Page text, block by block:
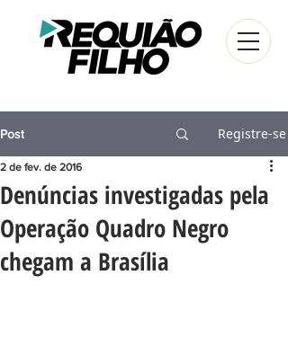
Post Registre-se
Denúncias investigadas pela
Operação Quadro Negro
chegam a Brasília
2 de fev. de 2016